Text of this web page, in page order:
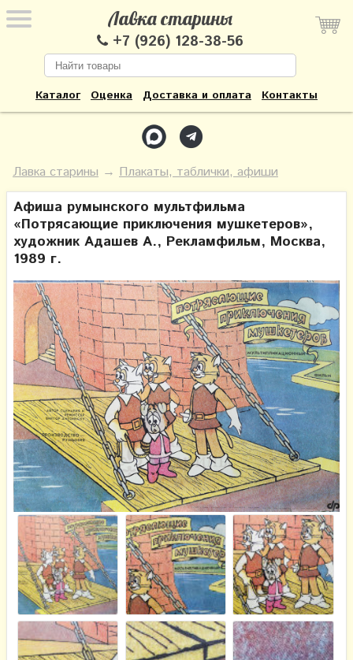
Лавка старины
+7 (926) 128-38-56
Каталог Оценка Доставка и оплата Контакты
Лавка старины → Плакаты, таблички, афиши
Афиша румынского мультфильма
«Потрясающие приключения мушкетеров»,
художник Адашев А., Рекламфильм, Москва,
1989 г.